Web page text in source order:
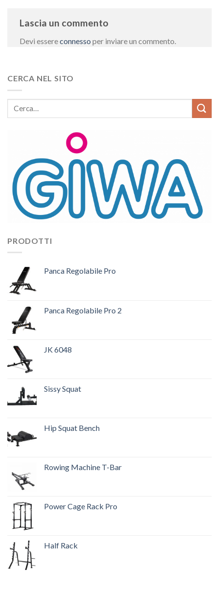
Lascia un commento
Devi essereconnesso per inviare un commento.
CERCA NEL SITO
PRODOTTI
Panca Regolabile Pro
Panca Regolabile Pro 2
JK 6048
Sissy Squat
Hip Squat Bench
Rowing Machine T-Bar
Power Cage Rack Pro
Half Rack